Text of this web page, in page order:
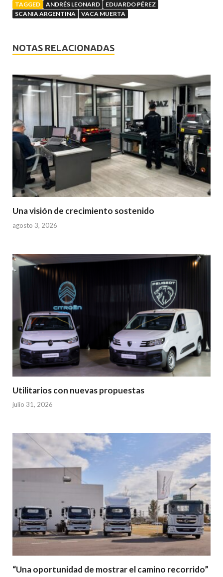
TAGGED ANDRÉS LEONARD
EDUARDO PÉREZ
SCANIA ARGENTINA
VACA MUERTA
NOTAS RELACIONADAS
Una visión de crecimiento sostenido
agosto 3, 2026
Utilitarios con nuevas propuestas
julio 31, 2026
“Una oportunidad de mostrar el camino recorrido”